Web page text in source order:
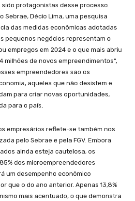
protagonistas desse processo.
Sebrae, Décio Lima, uma pesquisa
das medidas econômicas adotadas
pequenos negócios representam o
empregos em 2024 e o que mais abriu
milhões de novos empreendimentos”,
empreendedores são os
aqueles que não desistem e
para criar novas oportunidades,
para o país.
empresários reflete-se também nos
pelo Sebrae e pela FGV. Embora
ainda esteja cautelosa, os
dos microempreendedores
um desempenho econômico
que o do ano anterior. Apenas 13,8%
mais acentuado, o que demonstra